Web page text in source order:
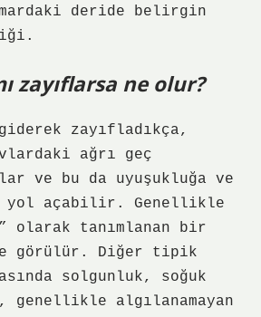
deride belirgin
zayıflarsa ne olur?
zayıfladıkça,
ağrı geç
ve bu da uyuşukluğa ve
yol açabilir. Genellikle
olarak tanımlanan bir
görülür. Diğer tipik
solgunluk, soğuk
algılanamayan